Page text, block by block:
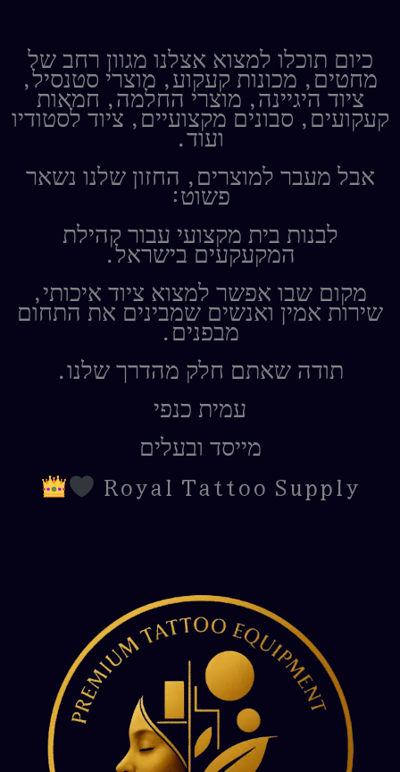
כיום תוכלו למצוא אצלנו מגוון רחב של
מחטים, מכונות קעקוע, מוצרי סטנסיל,
ציוד היגיינה, מוצרי החלמה, חמאות
קעקועים, סבונים מקצועיים, ציוד לסטודיו
ועוד.
אבל מעבר למוצרים, החזון שלנו נשאר
פשוט:
לבנות בית מקצועי עבור קהילת
המקעקעים בישראל.
מקום שבו אפשר למצוא ציוד איכותי,
שירות אמין ואנשים שמבינים את התחום
מבפנים.
תודה שאתם חלק מהדרך שלנו.
עמית כנפי
מייסד ובעלים
Royal Tattoo Supply